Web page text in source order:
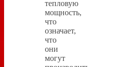
тепловую
мощность,
что
означает,
что
они
могут